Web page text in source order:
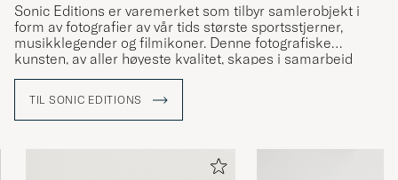
Sonic Editions er varemerket som tilbyr samlerobjekt i
form av fotografier av vår tids største sportsstjerner,
musikklegender og filmikoner. Denne fotografiske
kunsten, av aller høyeste kvalitet, skapes i samarbeid
Oppdag fotografier av stjerner som The Beatles, Jimi
Hendrix, Johnny Cash, Kiss, Kurt Cobain og mange flere.
nummererte samt sertifiserte på baksiden. Sonic Editions
benytter seg dessuten av samme trykketeknikker som
TIL SONIC EDITIONS